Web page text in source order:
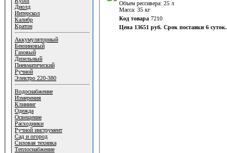
Диолд
Интерскол
Калибр
Кратон
Аккумуляторный
Бензиновый
Газовый
Дизельный
Пневматический
Ручной
Электро 220-380
Водоснабжение
Измерения
Клининг
Одежда
Освещение
Расходники
Ручной инструмент
Сад и огород
Силовая техника
Теплоснабжение
Объем рессивера: 25 л
Масса: 35 кг
Код товара 7210
Цена 13651 руб. Срок поставки 6 суток.